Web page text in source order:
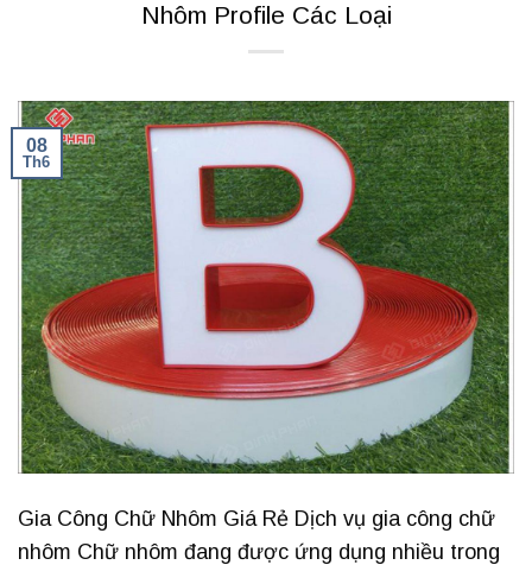
Nhôm Profile Các Loại
08
Th6
Gia Công Chữ Nhôm Giá Rẻ Dịch vụ gia công chữ
nhôm Chữ nhôm đang được ứng dụng nhiều trong